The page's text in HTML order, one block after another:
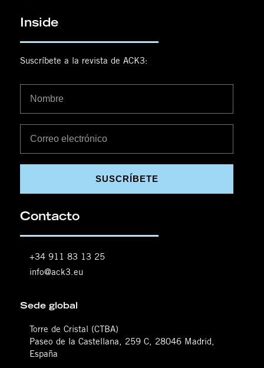
Inside
Suscríbete a la revista de ACK3:
SUSCRÍBETE
Contacto
+34 911 83 13 25
info@ack3.eu
Sede global
Torre de Cristal (CTBA)
Paseo de la Castellana, 259 C, 28046 Madrid,
España